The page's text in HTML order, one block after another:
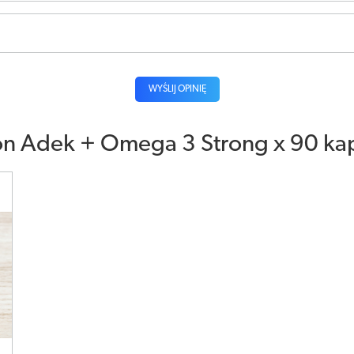
WYŚLIJ OPINIĘ
Adek + Omega 3 Strong x 90